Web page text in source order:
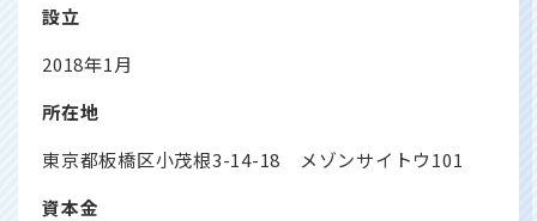
設立
2018年1月
所在地
東京都板橋区小茂根3-14-18 メゾンサイトウ101
資本金